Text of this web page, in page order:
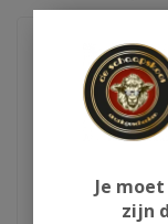
Je
zijn